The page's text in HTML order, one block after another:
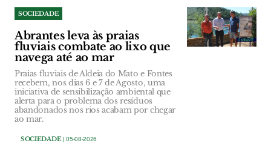
SOCIEDADE
Abrantes leva às praias
fluviais combate ao lixo que
navega até ao mar
Praias fluviais de Aldeia do Mato e Fontes
recebem, nos dias 6 e 7 de Agosto, uma
iniciativa de sensibilização ambiental que
alerta para o problema dos resíduos
abandonados nos rios acabam por chegar
ao mar.
SOCIEDADE| 05-08-2026